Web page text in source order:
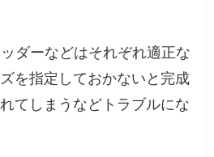
ダーなどはそれぞれ適正な
を指定しておかないと完成
てしまうなどトラブルにな